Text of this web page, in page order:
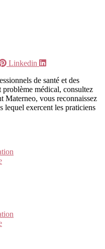
Linkedin
de santé et des
médical, consultez
Materneo, vous reconnaissez
lequel exercent les praticiens